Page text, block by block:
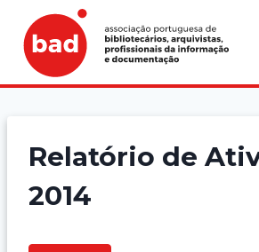
content
Relatório de
2014